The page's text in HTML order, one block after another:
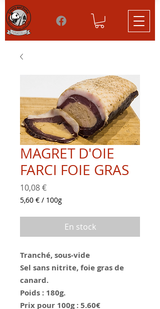
MAGRET D'OIE
FARCI FOIE GRAS
10,08 €Prix
5,60 € / 100g
pour
Grammes
En stock
Tranché, sous-vide
Sel sans nitrite, foie gras de
canard.
Poids : 180g.
Prix pour 100g : 5.60€